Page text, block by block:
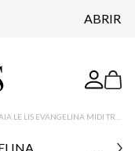
ABRIR